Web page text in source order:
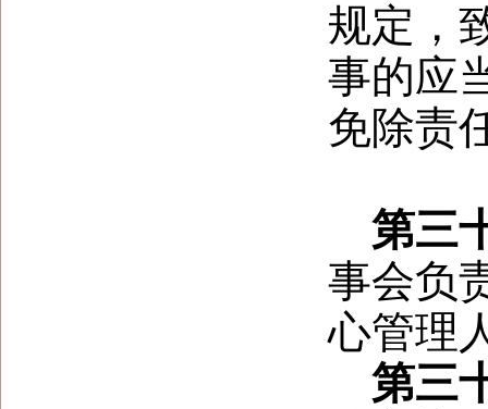
规定，
事的应
免除责
第三
事会负
心管理
第三